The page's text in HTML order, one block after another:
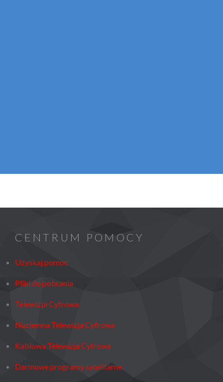
CENTRUM POMOCY
Uzyskaj pomoc
Pliki do pobrania
Telewizja Cyfrowa
Naziemna Telewizja Cyfrowa
Kablowa Telewizja Cyfrowa
Darmowe programy satelitarne